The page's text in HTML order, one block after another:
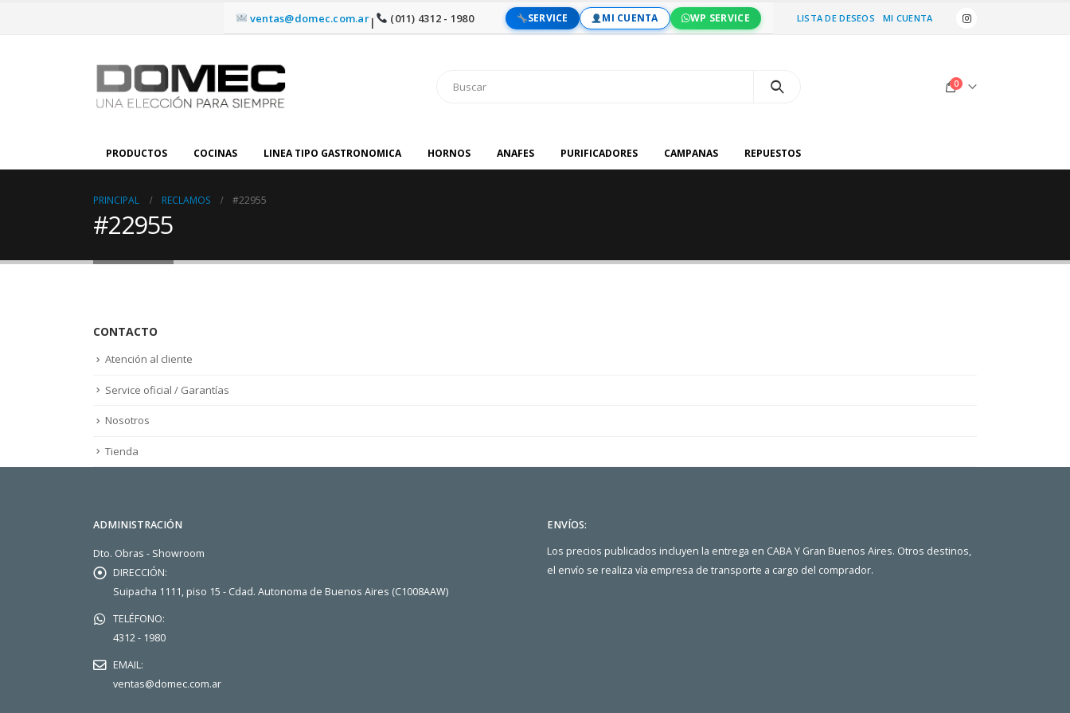
ventas@domec.com.ar| (011) 4312 - 1980 SERVICE MI CUENTA WP SERVICE LISTA DE DESEOS MI CUENTA
0
PRODUCTOS COCINAS LINEA TIPO GASTRONOMICA HORNOS ANAFES PURIFICADORES CAMPANAS REPUESTOS
PRINCIPAL RECLAMOS #22955
#22955
CONTACTO
Atención al cliente
Service oficial / Garantías
Nosotros
Tienda
ADMINISTRACIÓN
Dto. Obras - Showroom
DIRECCIÓN:
Suipacha 1111, piso 15 - Cdad. Autonoma de Buenos Aires (C1008AAW)
TELÉFONO:
4312 - 1980
EMAIL:
ventas@domec.com.ar
ENVÍOS:
Los precios publicados incluyen la entrega en CABA Y Gran Buenos Aires. Otros destinos,
el envío se realiza vía empresa de transporte a cargo del comprador.